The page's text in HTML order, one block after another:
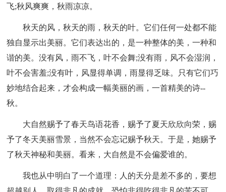
飞;秋风爽爽，秋雨凉凉。
秋天的风，秋天的雨，秋天的叶。它们任何一处都不能
独自显示出美丽。它们表达出的，是一种整体的美，一种和
谐的美。没有风，雨不飞，叶不会舞;没有雨，风不会湿润，
叶不会害羞;没有叶，风显得单调，雨显得乏味。只有它们巧
妙地结合起来，才会构成一幅美丽的画，一首精美的诗--
秋。
大自然赐予了春天鸟语花香，赐予了夏天欣欣向荣，赐
予了冬天美丽雪景，当然不会忘记赐予秋天。于是，她赐予
了秋天神秘和美丽。看来，大自然是不会偏爱谁的。
我也从中明白了一个道理：人的天分是差不多的，要想